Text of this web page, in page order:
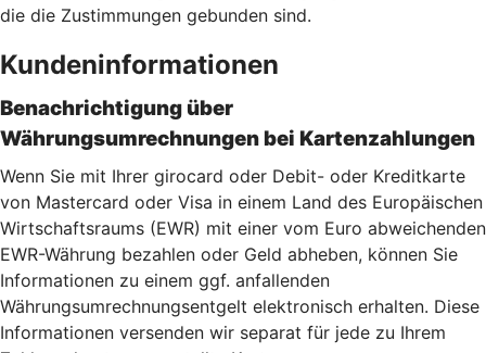
die die Zustimmungen gebunden sind.
Kundeninformationen
Benachrichtigung über
Währungsumrechnungen bei Kartenzahlungen
Wenn Sie mit Ihrer girocard oder Debit- oder Kreditkarte
von Mastercard oder Visa in einem Land des Europäischen
Wirtschaftsraums (EWR) mit einer vom Euro abweichenden
EWR-Währung bezahlen oder Geld abheben, können Sie
Informationen zu einem ggf. anfallenden
Währungsumrechnungsentgelt elektronisch erhalten. Diese
Informationen versenden wir separat für jede zu Ihrem